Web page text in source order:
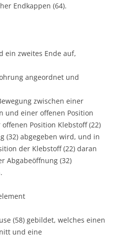
Endkappen (64).
ein zweites Ende auf,
angeordnet und
zwischen einer
und einer offenen Position
Position Klebstoff (22)
(32) abgegeben wird, und in
der Klebstoff (22) daran
Abgabeöffnung (32)
(58) gebildet, welches einen
und eine